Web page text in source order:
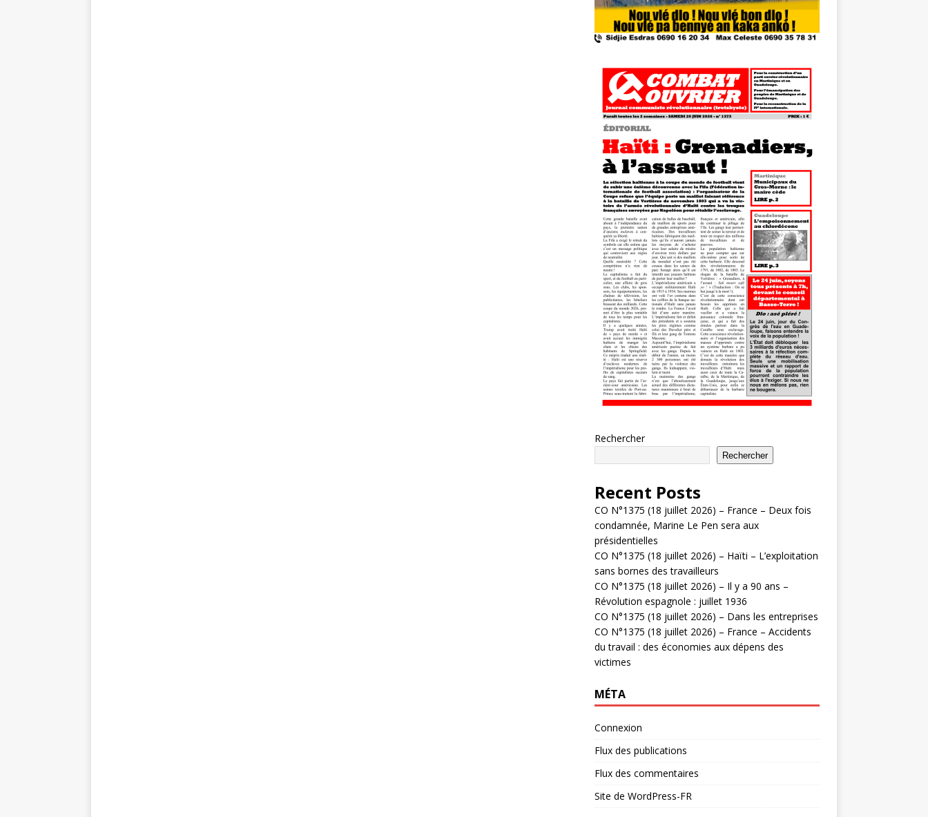
Rechercher
Rechercher
Recent Posts
CO N°1375 (18 juillet 2026) – France – Deux fois
condamnée, Marine Le Pen sera aux
présidentielles
CO N°1375 (18 juillet 2026) – Haïti – L’exploitation
sans bornes des travailleurs
CO N°1375 (18 juillet 2026) – Il y a 90 ans –
Révolution espagnole : juillet 1936
CO N°1375 (18 juillet 2026) – Dans les entreprises
CO N°1375 (18 juillet 2026) – France – Accidents
du travail : des économies aux dépens des
victimes
MÉTA
Connexion
Flux des publications
Flux des commentaires
Site de WordPress-FR